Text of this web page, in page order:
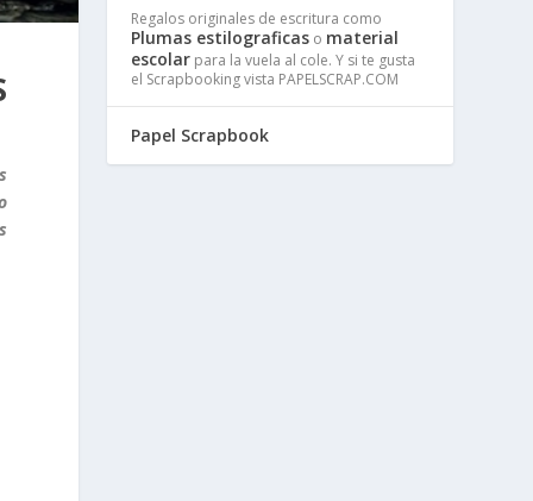
Regalos originales de escritura como
Plumas estilograficas o material
escolar para la vuela al cole. Y si te gusta
el Scrapbooking vista PAPELSCRAP.COM
Papel Scrapbook